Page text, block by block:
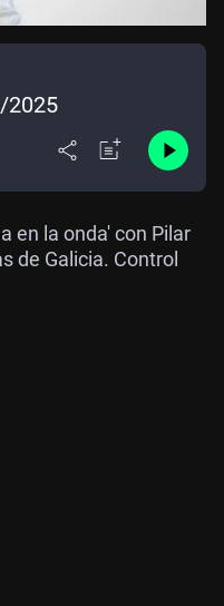
2025
en la onda' con Pilar
de Galicia. Control